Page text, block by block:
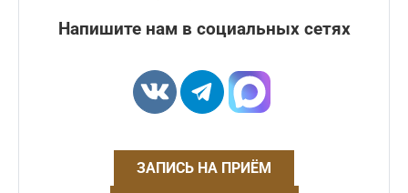
Напишите нам в социальных сетях
ЗАПИСЬ НА ПРИЁМ